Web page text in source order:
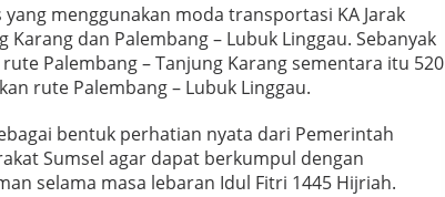
menggunakan moda transportasi KA Jarak
Karang dan Palembang – Lubuk Linggau. Sebanyak
Palembang – Tanjung Karang sementara itu 520
rute Palembang – Lubuk Linggau.
bentuk perhatian nyata dari Pemerintah
Sumsel agar dapat berkumpul dengan
selama masa lebaran Idul Fitri 1445 Hijriah.